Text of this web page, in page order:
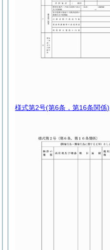
様式第2号(第6条，第16条関係)